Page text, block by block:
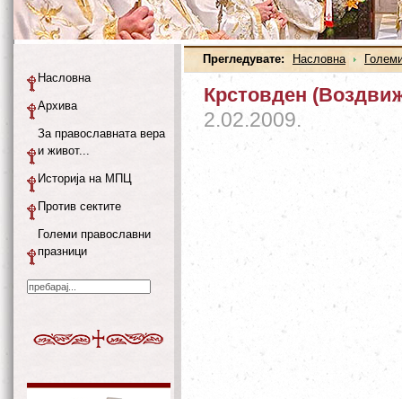
Прегледувате: Насловна
Крстовден
2.02.2009.
Насловна
Архива
За православната вера
и живот...
Историја на МПЦ
Против сектите
Големи православни
празници